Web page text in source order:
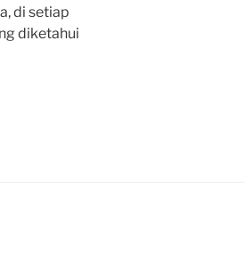
di setiap
diketahui